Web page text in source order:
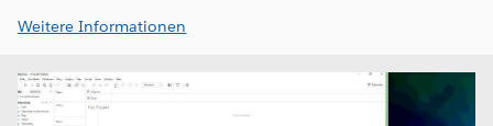
Weitere Informationen